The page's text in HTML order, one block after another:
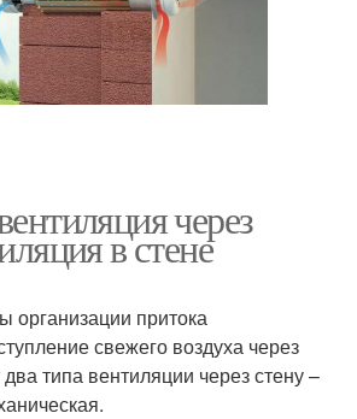
через
в стене
организации притока
свежего воздуха через
типа вентиляции через стену –